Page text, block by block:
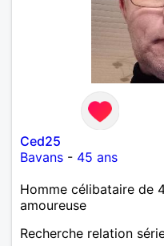
Ced25
Bavans - 45 ans
Homme célibataire de
amoureuse
Recherche relation